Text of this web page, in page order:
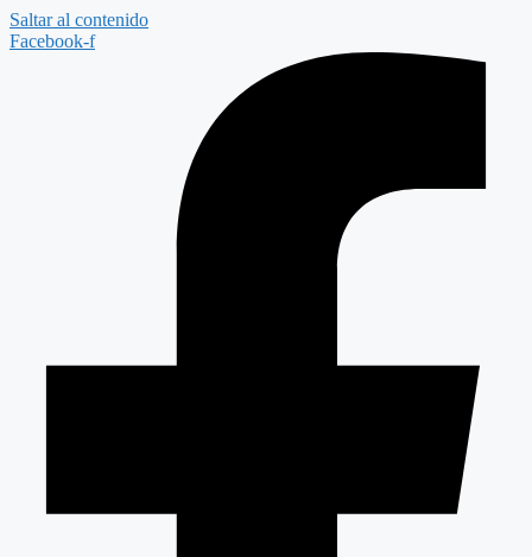
Saltar al contenido
Facebook-f